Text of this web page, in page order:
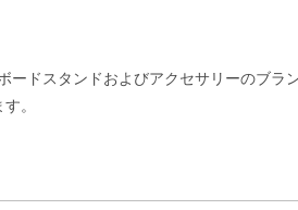
ドスタンドおよびアクセサリーのブラ
。